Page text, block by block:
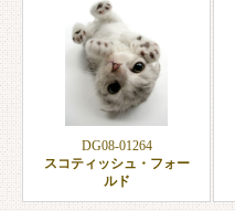
DG08-01264
スコティッシュ・フォー
ルド